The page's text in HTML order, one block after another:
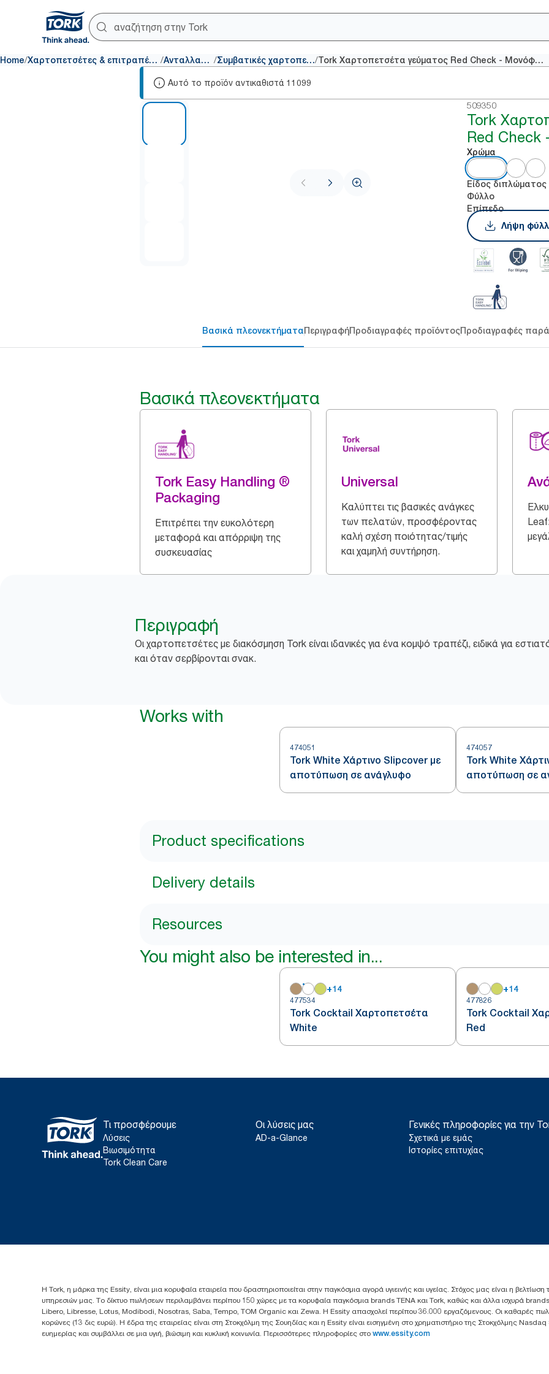
Home/ Χαρτοπετσέτες & επιτραπέζια σκεύη / Ανταλλακτικά / Συμβατικές χαρτοπετσέτες/ Tork Χαρτοπετσέτα γεύματος Red Check - Μονόφυλλη
Αυτό το προϊόν αντικαθιστά 11099
509350
Tork
Red
Χρώμα
Είδος διπλώματος
Φύλλο
Επίπεδο
Λήψη
Βασικά πλεονεκτήματαΠεριγραφήΠροδιαγραφές προϊόντοςΠροδιαγραφές
Βασικά πλεονεκτήματα
Tork Easy Handling ®
Packaging
Επιτρέπει την ευκολότερη
μεταφορά και απόρριψη της
συσκευασίας
Universal
Καλύπτει τις βασικές ανάγκες
των πελατών, προσφέροντας
καλή σχέση ποιότητας/τιμής
και χαμηλή συντήρηση.
Περιγραφή
Οι χαρτοπετσέτες με διακόσμηση Tork είναι ιδανικές για ένα κομψό τραπέζι, ειδικά για
και όταν σερβίρονται σνακ.
Works with
474051
Tork White Χάρτινο Slipcover με
αποτύπωση σε ανάγλυφο
474057
Tork White
αποτύπωση σε
Product specifications
Delivery details
Resources
You might also be interested in...
+14
477534
Tork Cocktail Χαρτοπετσέτα
White
+14
477826
Tork Cocktail
Red
Τι προσφέρουμε
Λύσεις
Βιωσιμότητα
Tork Clean Care
Οι λύσεις μας
AD-a-Glance
Γενικές πληροφορίες για την
Σχετικά με εμάς
Ιστορίες επιτυχίας
Η Tork, η μάρκα της Essity, είναι μια κορυφαία εταιρεία που δραστηριοποιείται στην παγκόσμια αγορά υγιεινής και υγείας. Στόχος μας είναι η
υπηρεσιών μας. Το δίκτυο πωλήσεων περιλαμβάνει περίπου 150 χώρες με τα κορυφαία παγκόσμια brands TENA και Tork, καθώς και άλλα ισχυρά
Libero, Libresse, Lotus, Modibodi, Nosotras, Saba, Tempo, TOM Organic και Zewa. Η Essity απασχολεί περίπου 36.000 εργαζόμενους. Οι καθαρές
κορώνες (13 δις ευρώ). Η έδρα της εταιρείας είναι στη Στοκχόλμη της Σουηδίας και η Essity είναι εισηγμένη στο χρηματιστήριο της Στοκχόλμης
ευημερίας και συμβάλλει σε μια υγιή, βιώσιμη και κυκλική κοινωνία. Περισσότερες πληροφορίες στο www.essity.com